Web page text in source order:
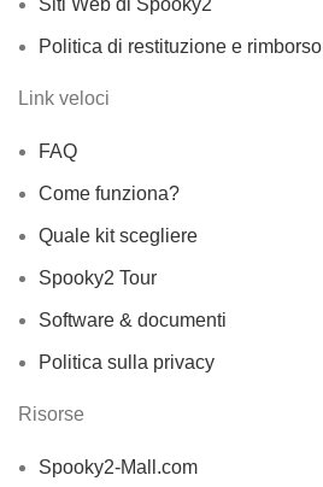
Siti Web di Spooky2
Politica di restituzione e rimborso
Link veloci
FAQ
Come funziona?
Quale kit scegliere
Spooky2 Tour
Software & documenti
Politica sulla privacy
Risorse
Spooky2-Mall.com